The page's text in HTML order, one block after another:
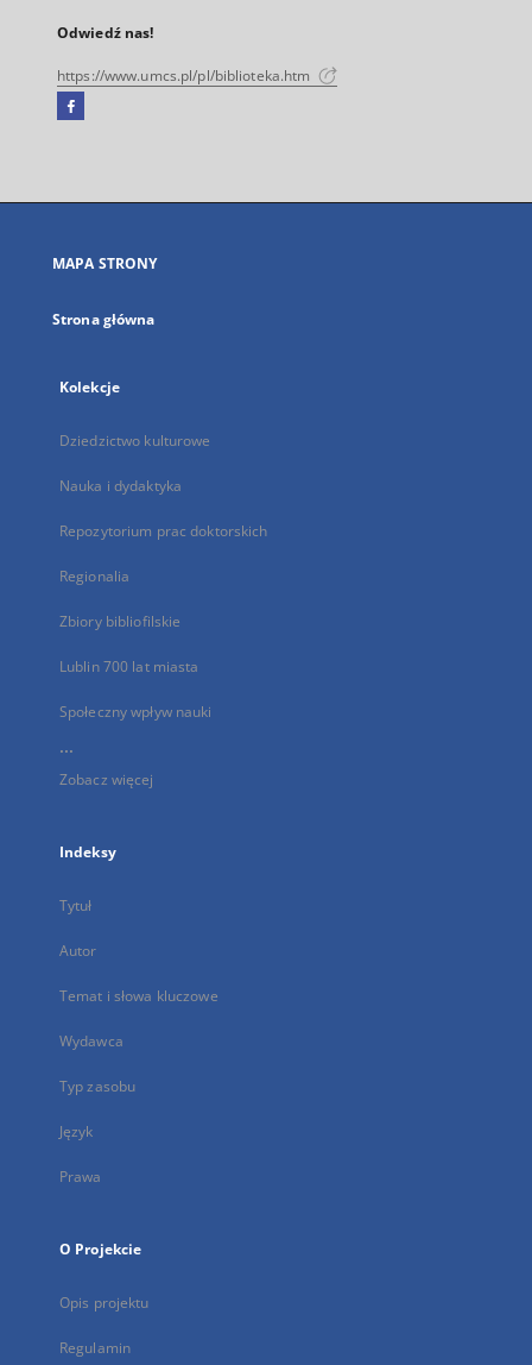
Odwiedź nas!
https://www.umcs.pl/pl/biblioteka.htm
Facebook
się
karcie
MAPA STRONY
Strona główna
Kolekcje
Dziedzictwo kulturowe
Nauka i dydaktyka
Repozytorium prac doktorskich
Regionalia
Zbiory bibliofilskie
Lublin 700 lat miasta
Społeczny wpływ nauki
...
Zobacz więcej
Indeksy
Tytuł
Autor
Temat i słowa kluczowe
Wydawca
Typ zasobu
Język
Prawa
O Projekcie
Opis projektu
Regulamin